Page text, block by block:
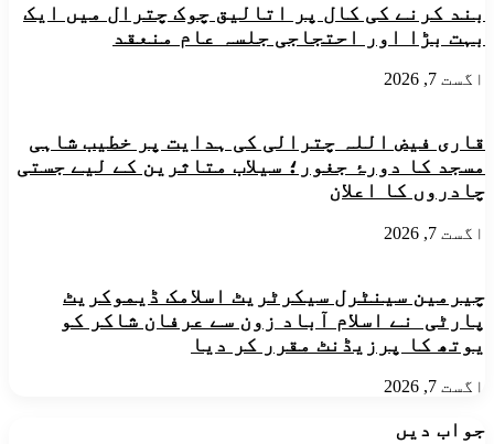
بند کرنے کی کال پر اتالیق چوک چترال میں ایک
بہت بڑا اور احتجاجی جلسہ عام منعقد
اگست 7, 2026
قاری فیض اللہ چترالی کی ہدایت پر خطیب شاہی
مسجد کا دورۂ جغور؛ سیلاب متاثرین کے لیے جستی
چادروں کا اعلان
اگست 7, 2026
چیرمین سینٹرل سیکرٹریٹ اسلامک ڈیموکریٹ
پارٹی نے اسلام آباد زون سے عرفان شاکر کو
یوتھ کا پرزیڈنٹ مقرر کر دیا
اگست 7, 2026
جواب دیں